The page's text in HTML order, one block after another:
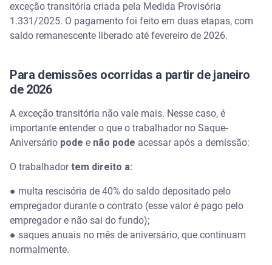
exceção transitória criada pela Medida Provisória
1.331/2025. O pagamento foi feito em duas etapas, com
saldo remanescente liberado até fevereiro de 2026.
Para demissões ocorridas a partir de janeiro
de 2026
A exceção transitória não vale mais. Nesse caso, é
importante entender o que o trabalhador no Saque-
Aniversário pode e não pode acessar após a demissão:
O trabalhadortem direito a:
● multa rescisória de 40% do saldo depositado pelo
empregador durante o contrato (esse valor é pago pelo
empregador e não sai do fundo);
● saques anuais no mês de aniversário, que continuam
normalmente.